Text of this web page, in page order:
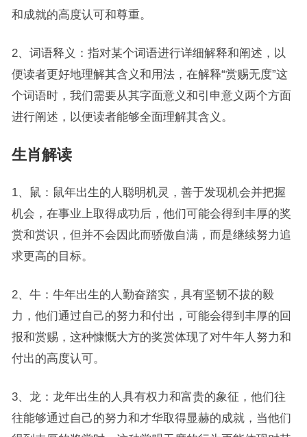
和成就的高度认可和尊重。
2、词语释义：指对某个词语进行详细解释和阐述，以
便读者更好地理解其含义和用法，在解释“赏赐无度”这
个词语时，我们需要从其字面意义和引申意义两个方面
进行阐述，以便读者能够全面理解其含义。
生肖解读
1、鼠：鼠年出生的人聪明机灵，善于发现机会并把握
机会，在事业上取得成功后，他们可能会得到丰厚的奖
赏和赏识，但并不会因此而骄傲自满，而是继续努力追
求更高的目标。
2、牛：牛年出生的人勤奋踏实，具有坚韧不拔的毅
力，他们通过自己的努力和付出，可能会得到丰厚的回
报和赏赐，这种慷慨大方的奖赏体现了对牛年人努力和
付出的高度认可。
3、龙：龙年出生的人具有权力和富贵的象征，他们往
往能够通过自己的努力和才华取得显赫的成就，当他们